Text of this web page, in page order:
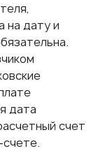
на дату и
дата
счет